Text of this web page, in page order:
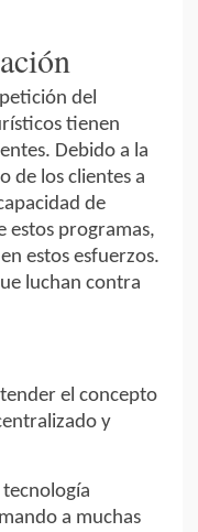
del
tienen
Debido a la
de los clientes a
de
estos programas,
estos esfuerzos.
luchan contra
el concepto
y
a muchas